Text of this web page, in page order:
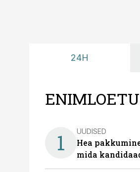
24H
1 UUDISED
Hea
mida